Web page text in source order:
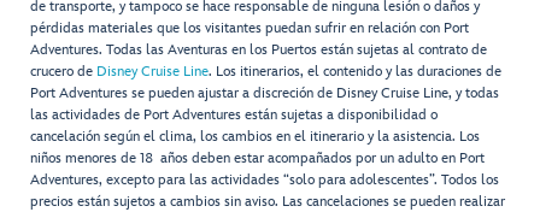
de transporte, y tampoco se hace responsable de ninguna lesión o daños y
pérdidas materiales que los visitantes puedan sufrir en relación con Port
Adventures. Todas las Aventuras en los Puertos están sujetas al contrato de
crucero de Disney Cruise Line. Los itinerarios, el contenido y las duraciones de
Port Adventures se pueden ajustar a discreción de Disney Cruise Line, y todas
las actividades de Port Adventures están sujetas a disponibilidad o
cancelación según el clima, los cambios en el itinerario y la asistencia. Los
niños menores de 18 años deben estar acompañados por un adulto en Port
Adventures, excepto para las actividades “solo para adolescentes”. Todos los
precios están sujetos a cambios sin aviso. Las cancelaciones se pueden realizar